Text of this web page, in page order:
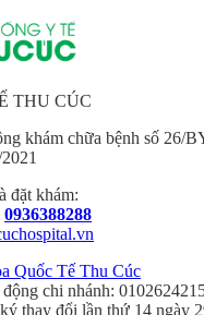
THU CÚC
khám chữa bệnh số 26/
đặt khám:
0936388288
Quốc Tế Thu Cúc
chi nhánh:
thay đổi lần thứ 14 ngày